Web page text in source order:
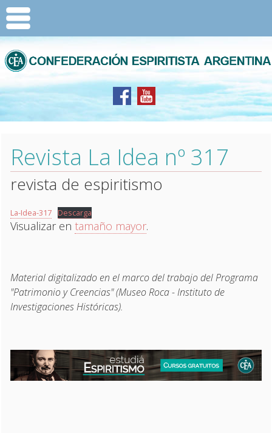
Revista La Idea nº 317
revista de espiritismo
La-Idea-317 Descarga
Visualizar entamaño mayor.
Material digitalizado en el marco del trabajo del Programa
"Patrimonio y Creencias" (Museo Roca - Instituto de
Investigaciones Históricas).